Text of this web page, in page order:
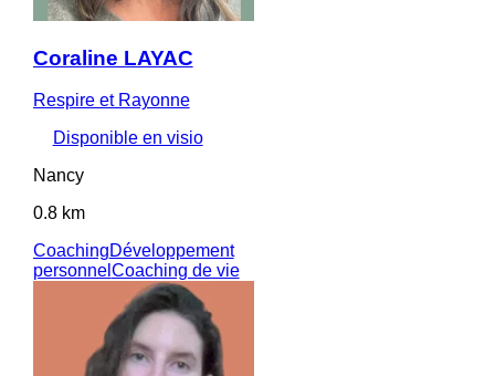
Coraline LAYAC
Respire et Rayonne
Disponible en visio
Nancy
0.8 km
CoachingDéveloppement
personnel Coaching de vie